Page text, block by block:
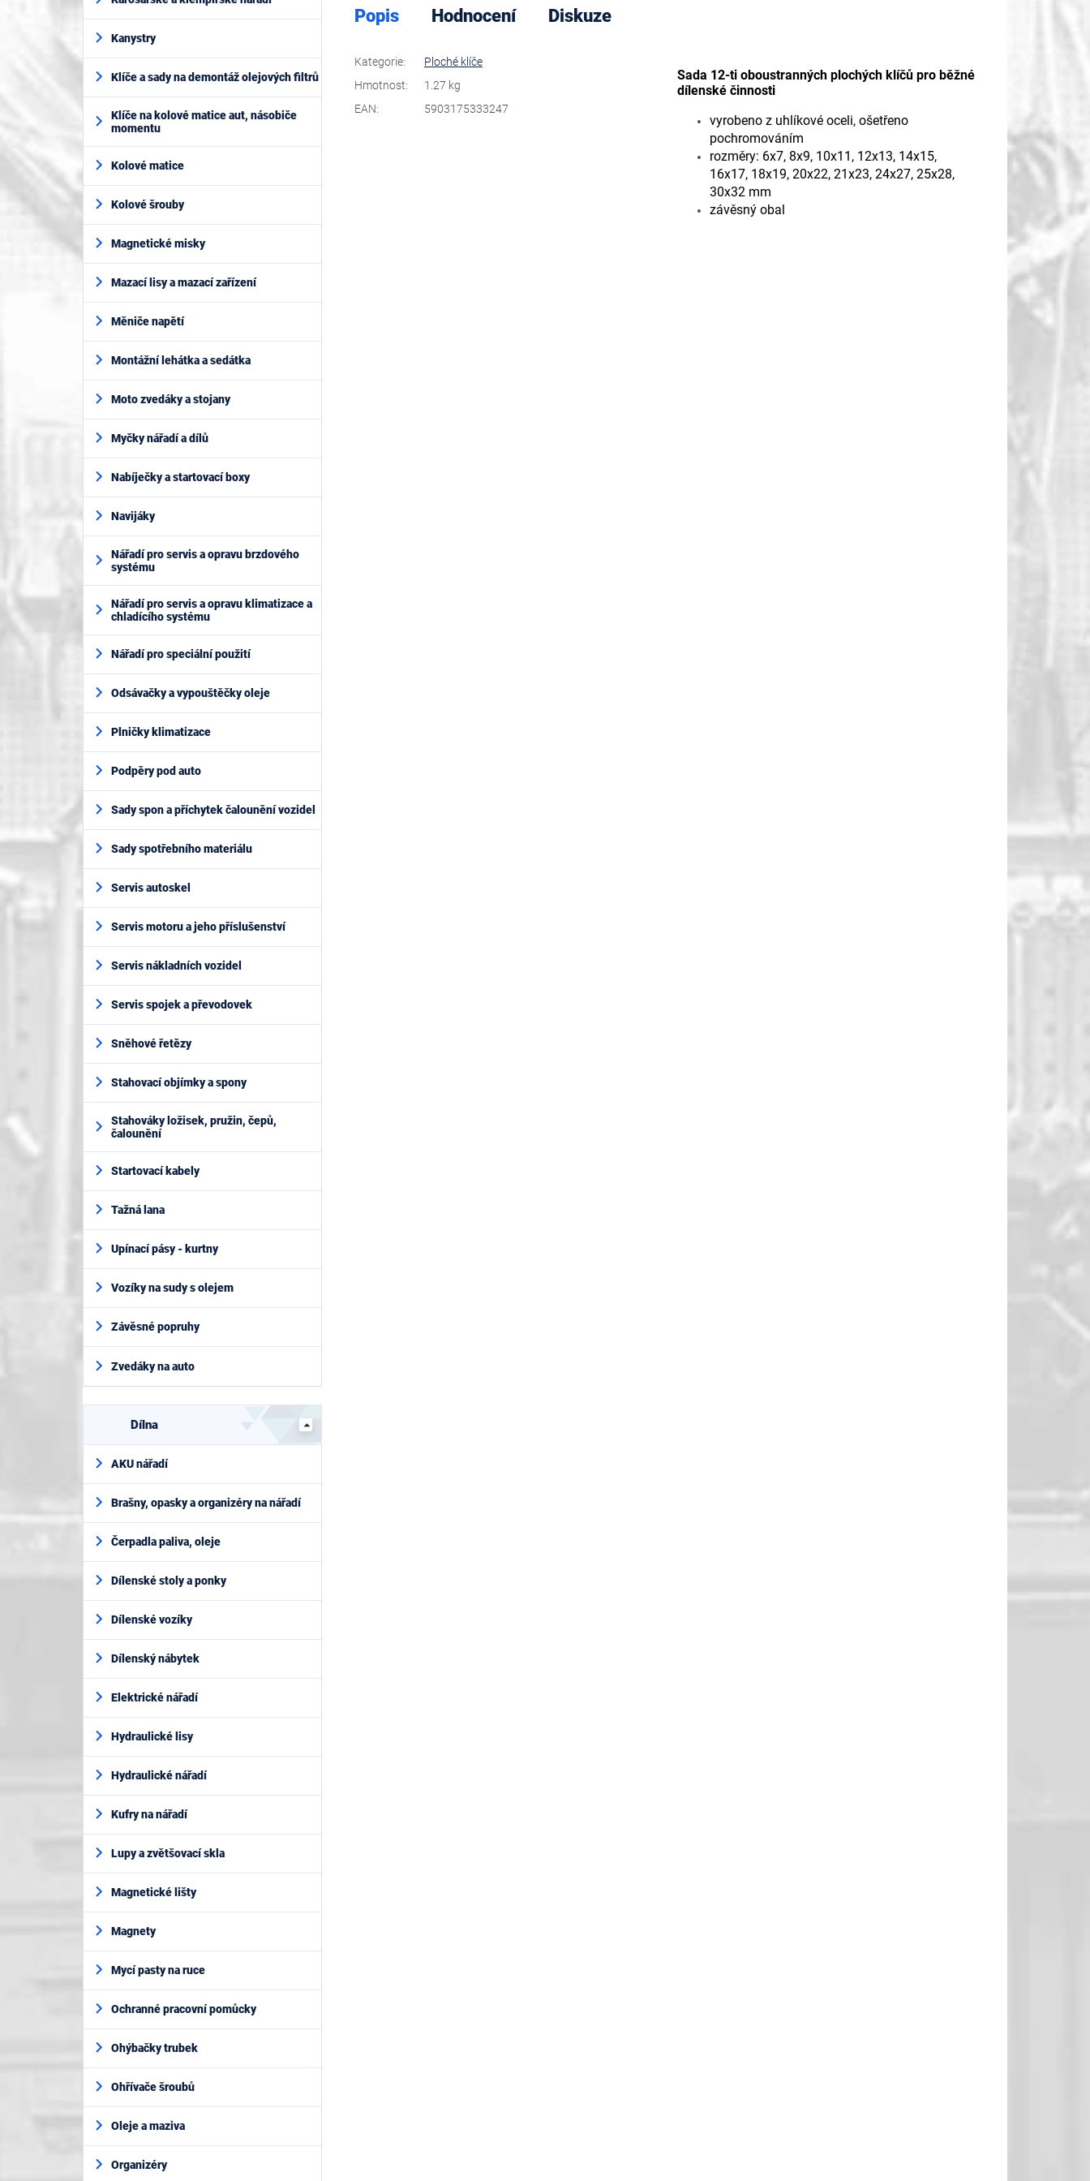
Kanystry
Klíče a sady na demontáž olejových filtrů
Klíče na kolové matice aut, násobiče
momentu
Kolové matice
Kolové šrouby
Magnetické misky
Mazací lisy a mazací zařízení
Měniče napětí
Montážní lehátka a sedátka
Moto zvedáky a stojany
Myčky nářadí a dílů
Nabíječky a startovací boxy
Navijáky
Nářadí pro servis a opravu brzdového
systému
Nářadí pro servis a opravu klimatizace a
chladícího systému
Nářadí pro speciální použití
Odsávačky a vypouštěčky oleje
Plničky klimatizace
Podpěry pod auto
Sady spon a příchytek čalounění vozidel
Sady spotřebního materiálu
Servis autoskel
Servis motoru a jeho příslušenství
Servis nákladních vozidel
Servis spojek a převodovek
Sněhové řetězy
Stahovací objímky a spony
Stahováky ložisek, pružin, čepů,
čalounění
Startovací kabely
Tažná lana
Upínací pásy - kurtny
Vozíky na sudy s olejem
Závěsné popruhy
Zvedáky na auto
Dílna
AKU nářadí
Brašny, opasky a organizéry na nářadí
Čerpadla paliva, oleje
Dílenské stoly a ponky
Dílenské vozíky
Dílenský nábytek
Elektrické nářadí
Hydraulické lisy
Hydraulické nářadí
Kufry na nářadí
Lupy a zvětšovací skla
Magnetické lišty
Magnety
Mycí pasty na ruce
Ochranné pracovní pomůcky
Ohýbačky trubek
Ohřívače šroubů
Oleje a maziva
Organizéry
Popis Hodnocení Diskuze
Sada 12-ti oboustranných plochých klíčů pro běžné
dílenské činnosti
vyrobeno z uhlíkové oceli, ošetřeno
pochromováním
rozměry: 6x7, 8x9, 10x11, 12x13, 14x15,
16x17, 18x19, 20x22, 21x23, 24x27, 25x28,
30x32 mm
závěsný obal
Kategorie:
Ploché klíče
Hmotnost:
1.27 kg
EAN: 5903175333247